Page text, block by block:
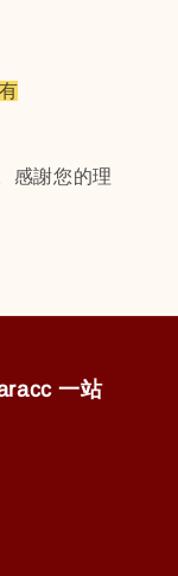
感謝您的理
一站